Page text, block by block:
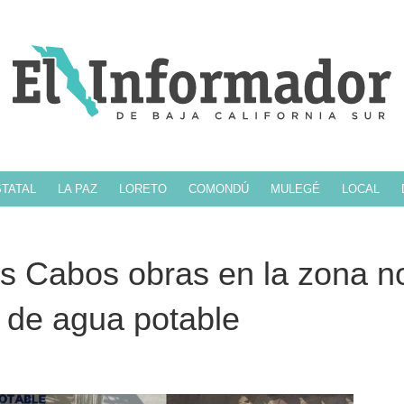
LA PAZ LORETO COMONDÚ MULEGÉ LOCAL
Cabos obras en la zona
agua potable